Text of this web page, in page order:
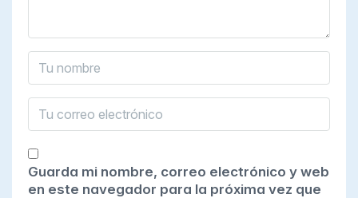
Guarda mi nombre, correo electrónico y web
en este navegador para la próxima vez que